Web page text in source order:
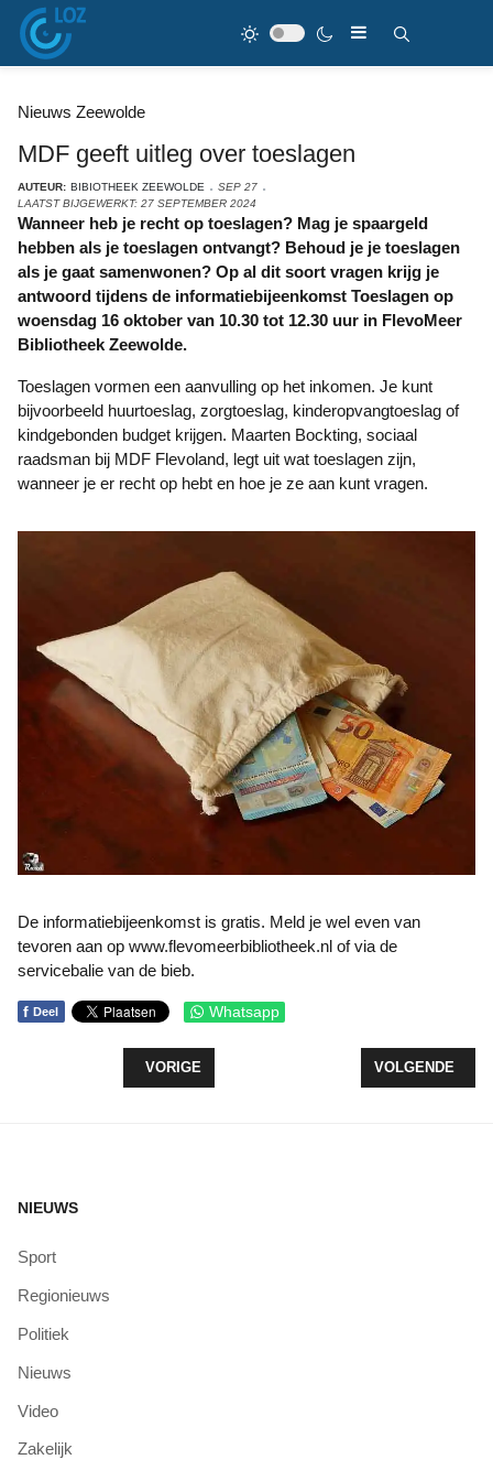
Nieuws Zeewolde
MDF geeft uitleg over toeslagen
AUTEUR: BIBIOTHEEK ZEEWOLDE
SEP 27
LAATST BIJGEWERKT: 27 SEPTEMBER 2024
Wanneer heb je recht op toeslagen? Mag je spaargeld
hebben als je toeslagen ontvangt? Behoud je je toeslagen
als je gaat samenwonen? Op al dit soort vragen krijg je
antwoord tijdens de informatiebijeenkomst Toeslagen op
woensdag 16 oktober van 10.30 tot 12.30 uur in FlevoMeer
Bibliotheek Zeewolde.
Toeslagen vormen een aanvulling op het inkomen. Je kunt
bijvoorbeeld huurtoeslag, zorgtoeslag, kinderopvangtoeslag of
kindgebonden budget krijgen. Maarten Bockting, sociaal
raadsman bij MDF Flevoland, legt uit wat toeslagen zijn,
wanneer je er recht op hebt en hoe je ze aan kunt vragen.
De informatiebijeenkomst is gratis. Meld je wel even van
tevoren aan op www.flevomeerbibliotheek.nl of via de
servicebalie van de bieb.
f Deel Whatsapp
VORIG ARTIKEL: ONDERWIJSPIONIERS VAN
VORIGE VOLGENDE
VOLGENDE
NIEUWS
Sport
Regionieuws
Politiek
Nieuws
Video
Zakelijk